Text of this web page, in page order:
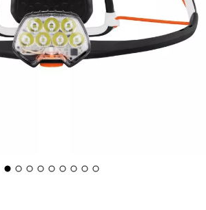
Hardloop
Nasze zobowiązania
Proste zakupy online